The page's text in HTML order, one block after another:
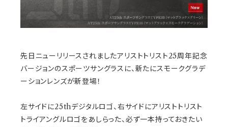
先日ニューリリースされましたアリストトリスト25周年記念
バージョンのスポーツサングラスに、新たにスモークグラデ
ーションレンズが新登場！
左サイドに25thデジタルロゴ、右サイドにアリストトリスト
トライアングルロゴをあしらった、必ず一本持っておきたい